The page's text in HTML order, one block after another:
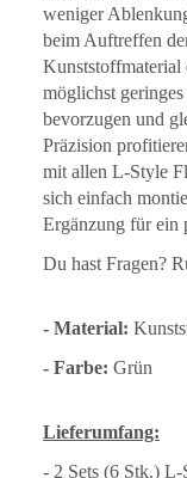
weniger
beim Auftreffen
Kunststoffmaterial
möglichst
bevorzugen und
Präzision
mit allen L-Style
sich einfach
Ergänzung für ein
Du hast Fragen?
- Material:
- Farbe: Grün
Lieferumfang:
- 2 Sets (6 Stk.)